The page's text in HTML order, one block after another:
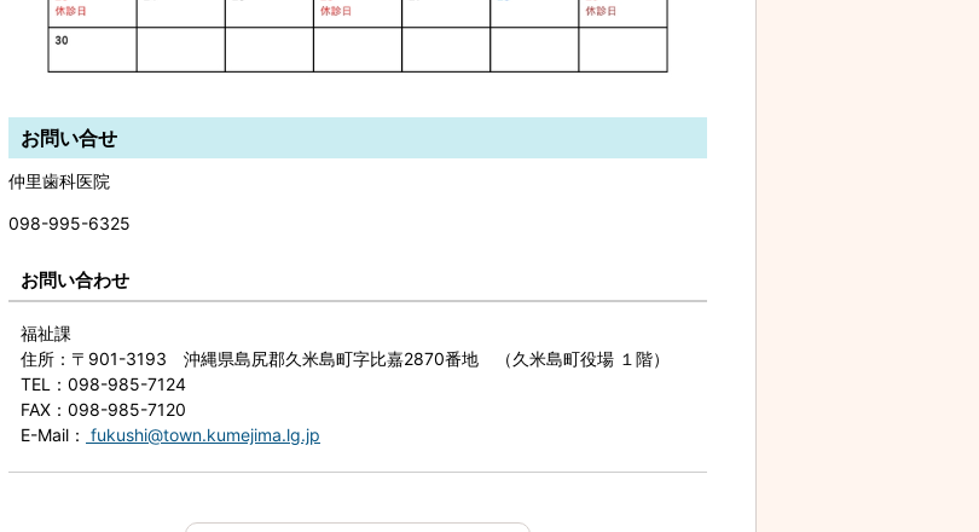
お問い合せ
仲里歯科医院
098-995-6325
お問い合わせ
福祉課
住所 ：〒901-3193 沖縄県島尻郡久米島町字比嘉2870番地 （久米島町役場 １階）
TEL
：098-985-7124
FAX ：098-985-7120
E-Mail ： fukushi@town.kumejima.lg.jp